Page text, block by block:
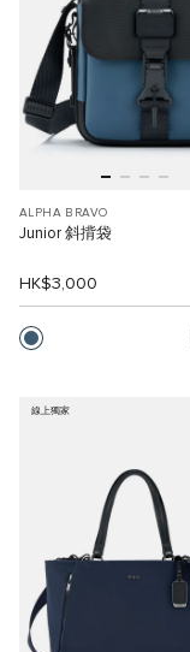
ALPHA BRAVO
Junior 斜揹袋
HK$3,000
線上獨家